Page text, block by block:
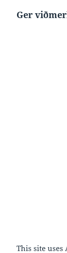
Ger
This site